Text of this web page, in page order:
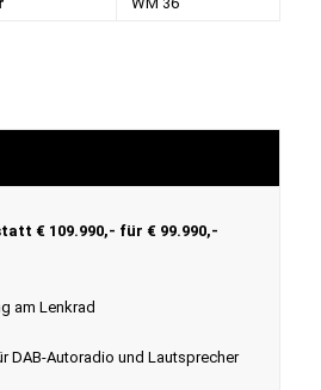
€ 109.990,- für € 99.990,-
am Lenkrad
DAB-Autoradio und Lautsprecher